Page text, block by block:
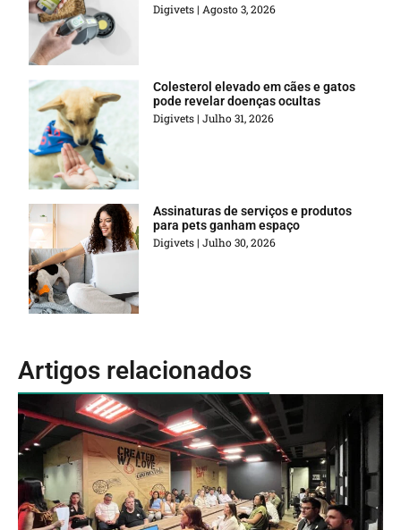
Digivets Agosto 3, 2026
Colesterol elevado em cães e gatos
pode revelar doenças ocultas
Digivets Julho 31, 2026
Assinaturas de serviços e produtos
para pets ganham espaço
Digivets Julho 30, 2026
Artigos relacionados